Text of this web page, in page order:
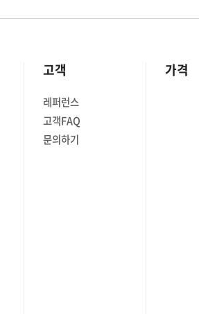
고객
레퍼런스
고객FAQ
문의하기
가격